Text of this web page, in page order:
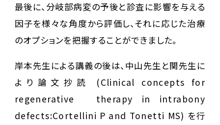
最後に、分岐部病変の予後と診査に影響を与える
因子を様々な角度から評価し、それに応じた治療
のオプションを把握することができました。
岸本先生による講義の後は、中山先生と関先生に
より論文抄読 (Clinical concepts for
regenerative therapy in intrabony
defects:Cortellini P and Tonetti MS) を行